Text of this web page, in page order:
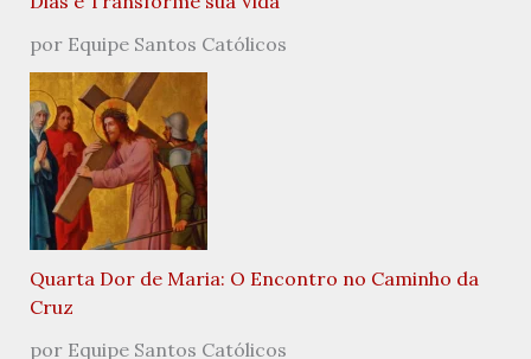
por Equipe Santos Católicos
Quarta Dor de Maria: O Encontro no Caminho da
Cruz
por Equipe Santos Católicos